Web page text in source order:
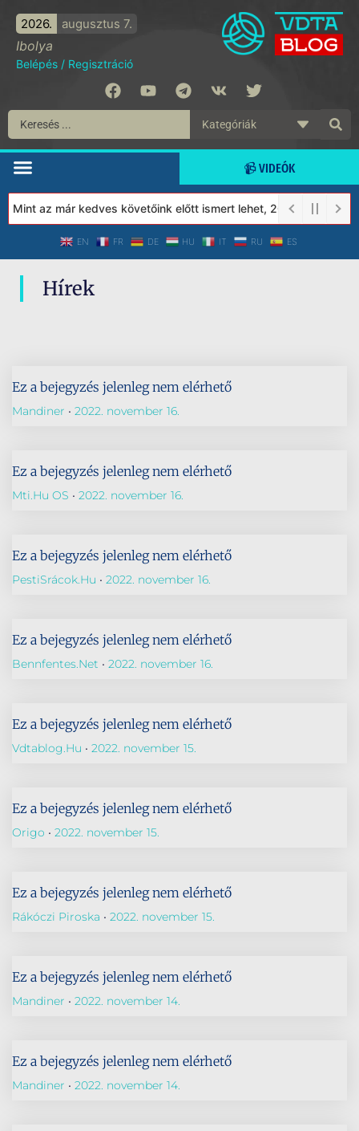
2026. augusztus 7.
Ibolya
Belépés / Regisztráció
📹 VIDEÓK
az már kedves követőink előtt ismert lehet, 2023-tól a
EN FR DE HU IT RU ES
Hírek
Ez a bejegyzés jelenleg nem elérhető
Mandiner 2022. november 16.
Ez a bejegyzés jelenleg nem elérhető
Mti.hu OS 2022. november 16.
Ez a bejegyzés jelenleg nem elérhető
PestiSrácok.hu 2022. november 16.
Ez a bejegyzés jelenleg nem elérhető
Bennfentes.net 2022. november 16.
Ez a bejegyzés jelenleg nem elérhető
Vdtablog.hu 2022. november 15.
Ez a bejegyzés jelenleg nem elérhető
Origo 2022. november 15.
Ez a bejegyzés jelenleg nem elérhető
Rákóczi Piroska 2022. november 15.
Ez a bejegyzés jelenleg nem elérhető
Mandiner 2022. november 14.
Ez a bejegyzés jelenleg nem elérhető
Mandiner 2022. november 14.